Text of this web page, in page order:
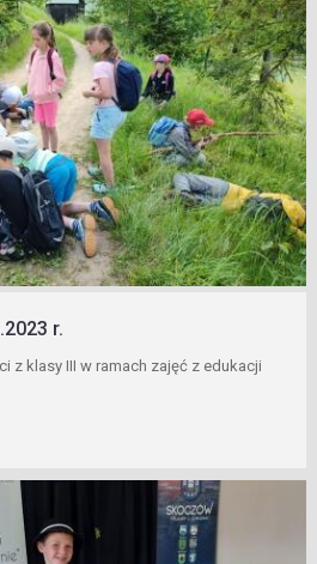
r.
z klasy III w ramach zajęć z edukacji